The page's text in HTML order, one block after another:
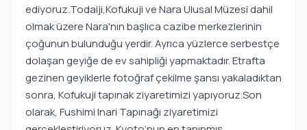
ediyoruz.Todaiji,Kofukuji ve Nara Ulusal Müzesi dahil
olmak üzere Nara'nın başlıca cazibe merkezlerinin
çoğunun bulunduğu yerdir. Ayrıca yüzlerce serbestçe
dolaşan geyiğe de ev sahipliği yapmaktadır. Etrafta
gezinen geyiklerle fotoğraf çekilme şansı yakaladıktan
sonra, Kofukuji tapınak ziyaretimizi yapıyoruz.Son
olarak, Fushimi Inari Tapınağı ziyaretimizi